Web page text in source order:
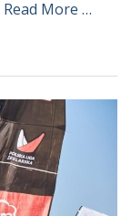
Read More …